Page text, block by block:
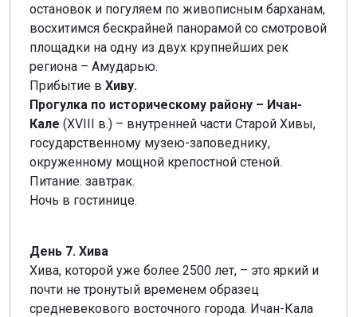
остановок и погуляем по живописным барханам,
восхитимся бескрайней панорамой со смотровой
площадки на одну из двух крупнейших рек
региона – Амударью.
Прибытие в Хиву.
Прогулка по историческому району – Ичан-
Кале (XVIII в.) – внутренней части Старой Хивы,
государственному музею-заповеднику,
окруженному мощной крепостной стеной.
Питание: завтрак.
Ночь в гостинице.
День 7. Хива
Хива, которой уже более 2500 лет, – это яркий и
почти не тронутый временем образец
средневекового восточного города. Ичан-Кала